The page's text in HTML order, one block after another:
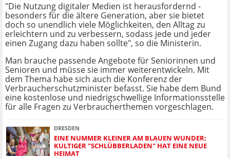
"Die Nutzung digitaler Medien ist herausfordernd -
besonders für die ältere Generation, aber sie bietet
doch so unendlich viele Möglichkeiten, den Alltag zu
erleichtern und zu verbessern, sodass jede und jeder
einen Zugang dazu haben sollte", so die Ministerin.
Man brauche passende Angebote für Seniorinnen und
Senioren und müsse sie immer weiterentwickeln. Mit
dem Thema habe sich auch die Konferenz der
Verbraucherschutzminister befasst. Sie habe dem Bund
eine kostenlose und niedrigschwellige Informationsstelle
für alle Fragen zu Verbraucherthemen vorgeschlagen.
DRESDEN
EINE NUMMER KLEINER AM BLAUEN WUNDER:
KULTIGER "SCHLÜBBERLADEN" HAT EINE NEUE
HEIMAT